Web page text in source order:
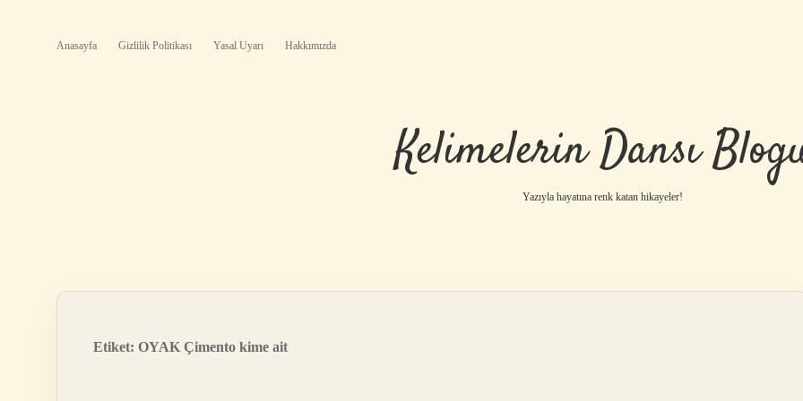
Anasayfa Gizlilik Politikası Yasal Uyarı Hakkımızda
Kelimelerin Dansı
Yazıyla hayatına renk katan hikayeler!
Etiket: OYAK Çimento kime ait